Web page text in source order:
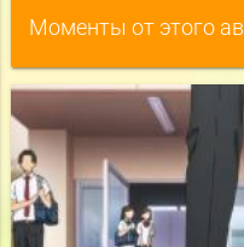
Моменты от этого